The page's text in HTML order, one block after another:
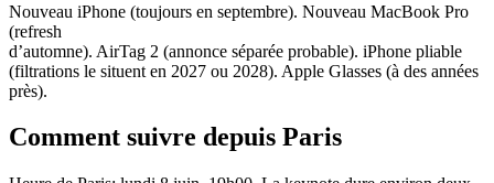
Nouveau iPhone (toujours en septembre). Nouveau MacBook Pro
(refresh
d’automne). AirTag 2 (annonce séparée probable). iPhone pliable
(filtrations le situent en 2027 ou 2028). Apple Glasses (à des années
près).
Comment suivre depuis Paris